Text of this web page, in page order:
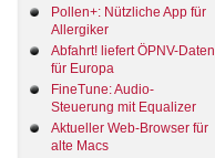
Pollen+: Nützliche App für
Allergiker
Abfahrt! liefert ÖPNV-Daten
für Europa
FineTune: Audio-
Steuerung mit Equalizer
Aktueller Web-Browser für
alte Macs